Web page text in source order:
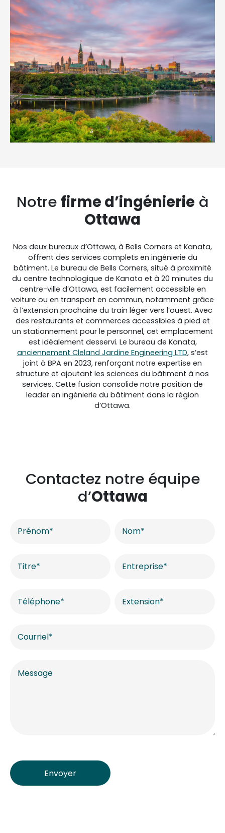
Notre firme d’ingénierie à
Ottawa
Nos deux bureaux d’Ottawa, à Bells Corners et Kanata,
offrent des services complets en ingénierie du
bâtiment. Le bureau de Bells Corners, situé à proximité
du centre technologique de Kanata et à 20 minutes du
centre-ville d’Ottawa, est facilement accessible en
voiture ou en transport en commun, notamment grâce
à l’extension prochaine du train léger vers l’ouest. Avec
des restaurants et commerces accessibles à pied et
un stationnement pour le personnel, cet emplacement
est idéalement desservi. Le bureau de Kanata,
anciennement Cleland Jardine Engineering LTD, s’est
joint à BPA en 2023, renforçant notre expertise en
structure et ajoutant les sciences du bâtiment à nos
services. Cette fusion consolide notre position de
leader en ingénierie du bâtiment dans la région
d’Ottawa.
Contactez notre équipe
d’Ottawa
Contactez-
nous
Envoyer